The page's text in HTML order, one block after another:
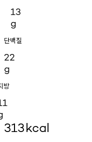
13
g
단백질
22
g
방
313kcal